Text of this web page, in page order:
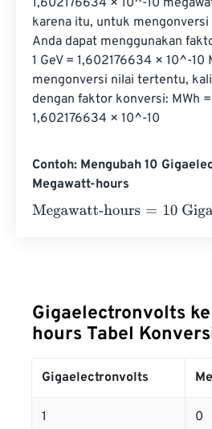
1,602176634 × 10^-10
karena itu, untuk mengonversi
Anda dapat menggunakan
1 GeV = 1,602176634 × 10^-10
mengonversi nilai tertentu,
dengan faktor konversi: MWh
1,602176634 × 10^-10
Contoh: Mengubah 10
Megawatt-hours
Megawatt-hours=10
Gigaelectronvolts
hours Tabel
Gigaelectronvolts
1 0